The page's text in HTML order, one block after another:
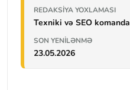
REDAKSIYA YOXLAMASI
Texniki və SEO komanda
SON YENILƏNMƏ
23.05.2026